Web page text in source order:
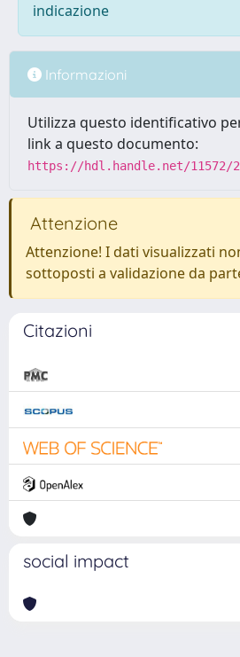
indicazione
Informazioni
Utilizza questo identificativo
link a questo documento:
https://hdl.handle.net/11572/
Attenzione
Attenzione! I dati visualizzati
sottoposti a validazione da
Citazioni
social impact